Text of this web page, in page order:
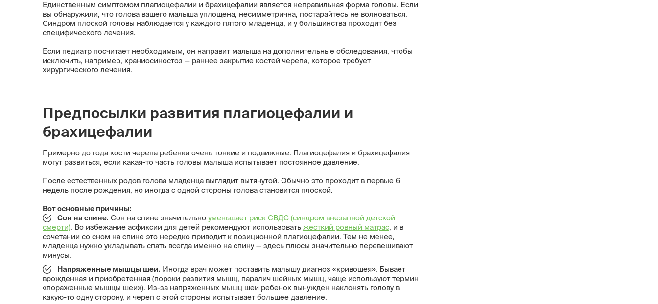
Единственным симптомом плагиоцефалии и брахицефалии является неправильная форма головы. Если
вы обнаружили, что голова вашего малыша уплощена, несимметрична, постарайтесь не волноваться.
Синдром плоской головы наблюдается у каждого пятого младенца, и у большинства проходит без
специфического лечения.
Если педиатр посчитает необходимым, он направит малыша на дополнительные обследования, чтобы
исключить, например, краниосиностоз — раннее закрытие костей черепа, которое требует
хирургического лечения.
Предпосылки развития плагиоцефалии и
брахицефалии
Примерно до года кости черепа ребенка очень тонкие и подвижные. Плагиоцефалия и брахицефалия
могут развиться, если какая-то часть головы малыша испытывает постоянное давление.
После естественных родов голова младенца выглядит вытянутой. Обычно это проходит в первые 6
недель после рождения, но иногда с одной стороны голова становится плоской.
Вот основные причины:
Сон на спине. Сон на спине значительно уменьшает риск СВДС (синдром внезапной детской
смерти). Во избежание асфиксии для детей рекомендуют использовать жесткий ровный матрас, и в
сочетании со сном на спине это нередко приводит к позиционной плагиоцефалии. Тем не менее,
младенца нужно укладывать спать всегда именно на спину — здесь плюсы значительно перевешивают
минусы.
Напряженные мышцы шеи. Иногда врач может поставить малышу диагноз «кривошея». Бывает
врожденная и приобретенная (пороки развития мышц, паралич шейных мышц, чаще используют термин
«пораженные мышцы шеи»). Из-за напряженных мышц шеи ребенок вынужден наклонять голову в
какую-то одну сторону, и череп с этой стороны испытывает большее давление.